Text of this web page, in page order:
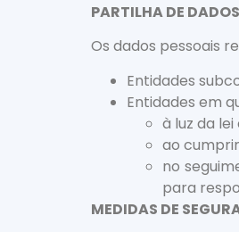
PARTILHA DE DADOS
Os dados pessoais
Entidades
Entidades em
à luz da
ao
no
para
MEDIDAS DE